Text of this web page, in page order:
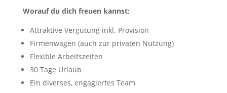
Worauf du dich freuen kannst:
Attraktive Vergütung inkl. Provision
Firmenwagen (auch zur privaten Nutzung)
Flexible Arbeitszeiten
30 Tage Urlaub
Ein diverses, engagiertes Team